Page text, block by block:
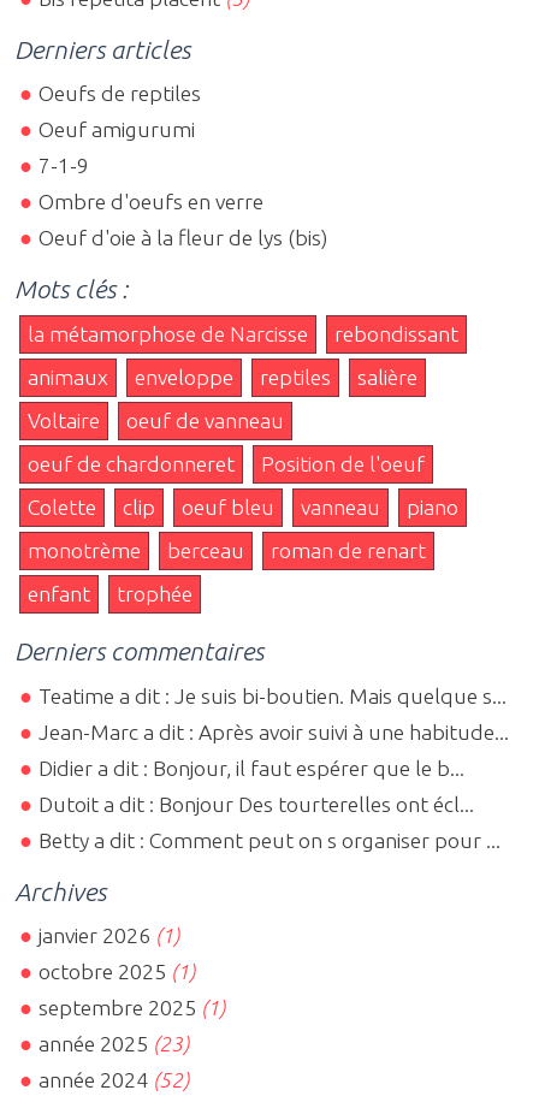
Derniers articles
Oeufs de reptiles
Oeuf amigurumi
7-1-9
Ombre d'oeufs en verre
Oeuf d'oie à la fleur de lys (bis)
Mots clés :
la métamorphose de Narcisse
rebondissant
animaux
enveloppe reptiles
salière
Voltaire
oeuf de vanneau
oeuf de chardonneret
Position de l'oeuf
Colette
clip oeuf bleu vanneau
piano
monotrème
berceau
roman de renart
enfant
trophée
Derniers commentaires
Teatime a dit : Je suis bi-boutien. Mais quelque s...
Jean-Marc a dit : Après avoir suivi à une habitude...
Didier a dit : Bonjour, il faut espérer que le b...
Dutoit a dit : Bonjour Des tourterelles ont écl...
Betty a dit : Comment peut on s organiser pour ...
Archives
janvier 2026 (1)
octobre 2025 (1)
septembre 2025 (1)
année 2025 (23)
année 2024 (52)